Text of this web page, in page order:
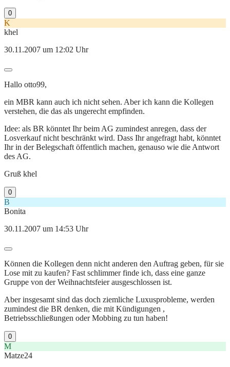
0
K
khel
30.11.2007 um 12:02 Uhr
Hallo otto99,
ein MBR kann auch ich nicht sehen. Aber ich kann die Kollegen
verstehen, die das als ungerecht empfinden.
Idee: als BR könntet Ihr beim AG zumindest anregen, dass der
Losverkauf nicht beschränkt wird. Dass Ihr angefragt habt, könntet
Ihr in der Belegschaft öffentlich machen, genauso wie die Antwort
des AG.
Gruß khel
0
B
Bonita
30.11.2007 um 14:53 Uhr
Können die Kollegen denn nicht anderen den Auftrag geben, für sie
Lose mit zu kaufen? Fast schlimmer finde ich, dass eine ganze
Gruppe von der Weihnachtsfeier ausgeschlossen ist.
Aber insgesamt sind das doch ziemliche Luxusprobleme, werden
zumindest die BR denken, die mit Kündigungen ,
Betriebsschließungen oder Mobbing zu tun haben!
0
M
Matze24